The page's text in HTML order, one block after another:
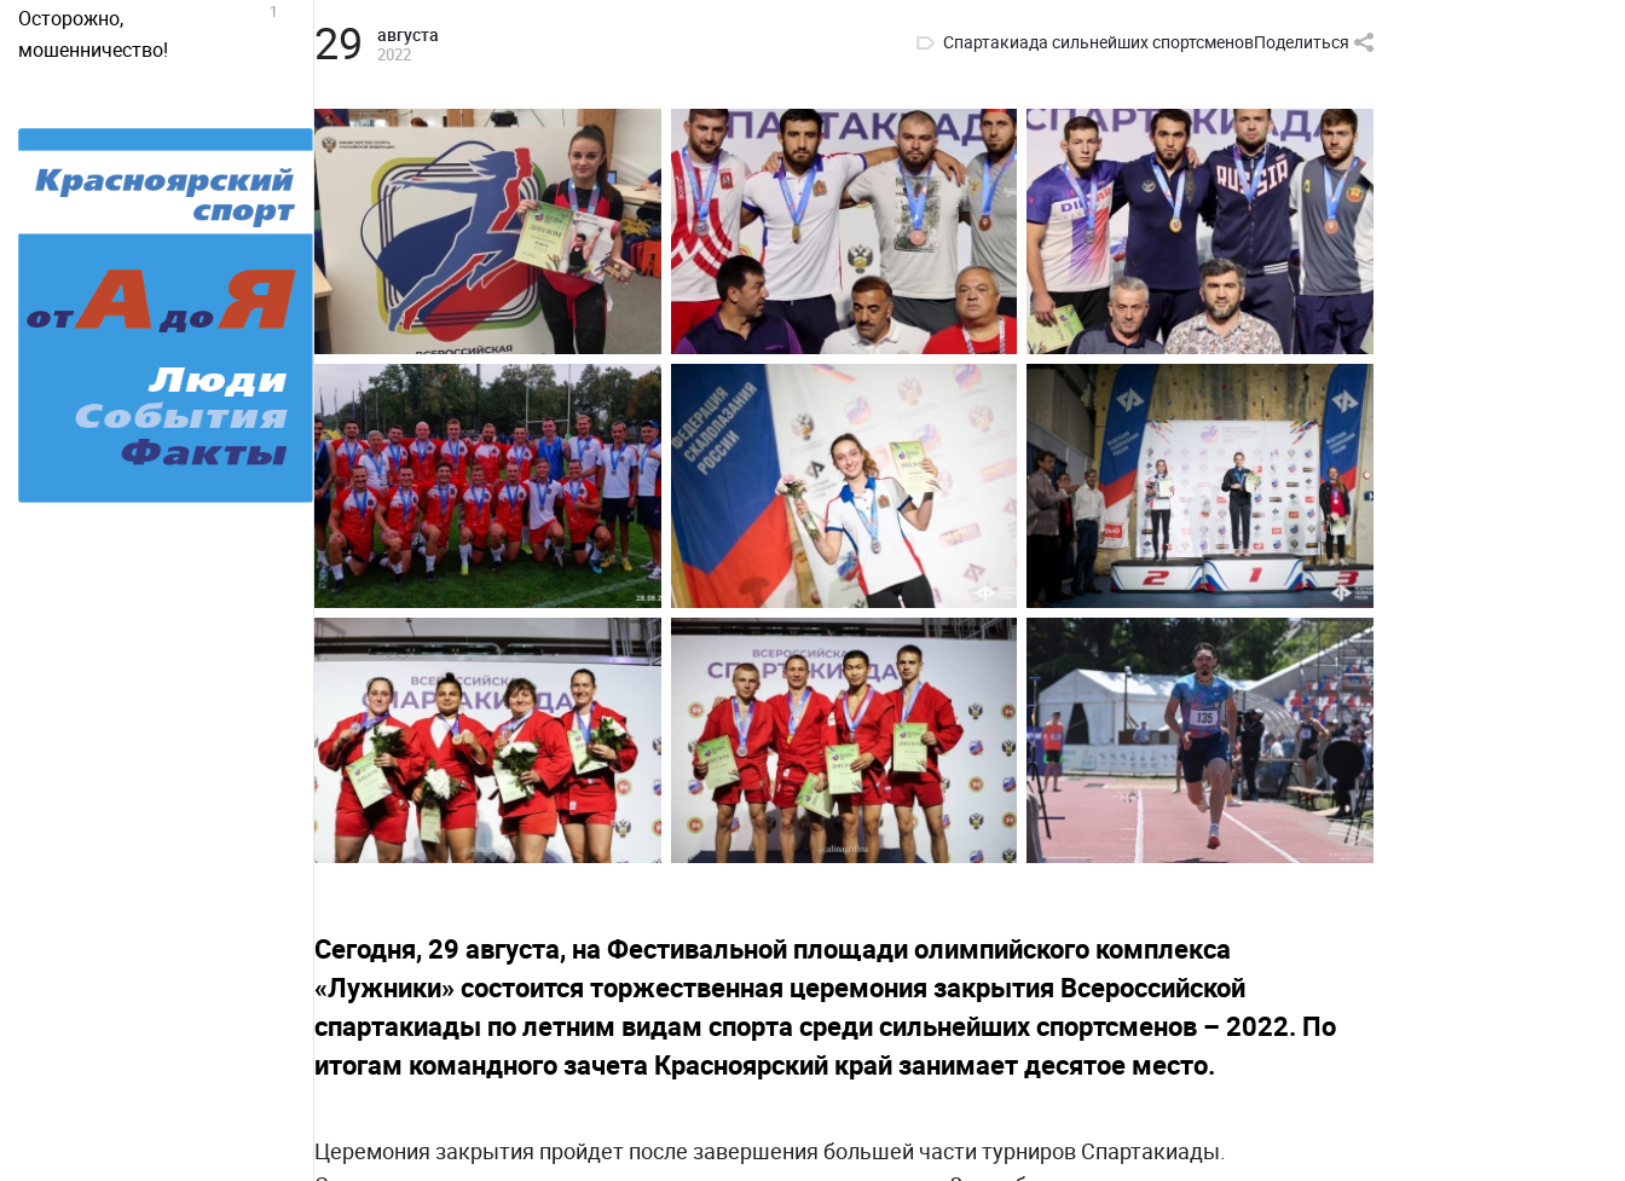
Осторожно,
мошенничество!
1
29 августа
2022
Спартакиада сильнейших спортсменовПоделиться
Сегодня, 29 августа, на Фестивальной площади олимпийского комплекса
«Лужники» состоится торжественная церемония закрытия Всероссийской
спартакиады по летним видам спорта среди сильнейших спортсменов – 2022. По
итогам командного зачета Красноярский край занимает десятое место.
Церемония закрытия пройдет после завершения большей части турниров Спартакиады.